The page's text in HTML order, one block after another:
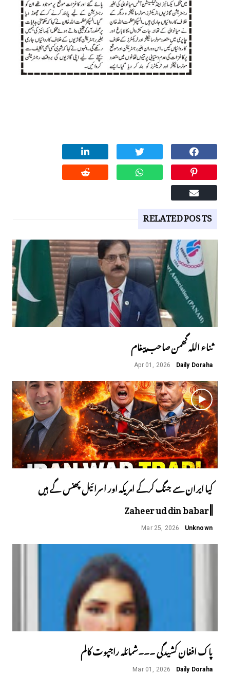
RELATED POSTS
ثناء اللہ گھمن صاحب پیغام
Daily Doraha
Apr 01, 2026
کیا ایران سے جنگ کرکے امریکہ اور اسرائیل پھنس گے ہیں
||Zaheer ud din babar
Unknown
Mar 25, 2026
پاک افغان کشیدگی ۔۔۔شمائلہ راجپوت کالم
Daily Doraha
Mar 01, 2026